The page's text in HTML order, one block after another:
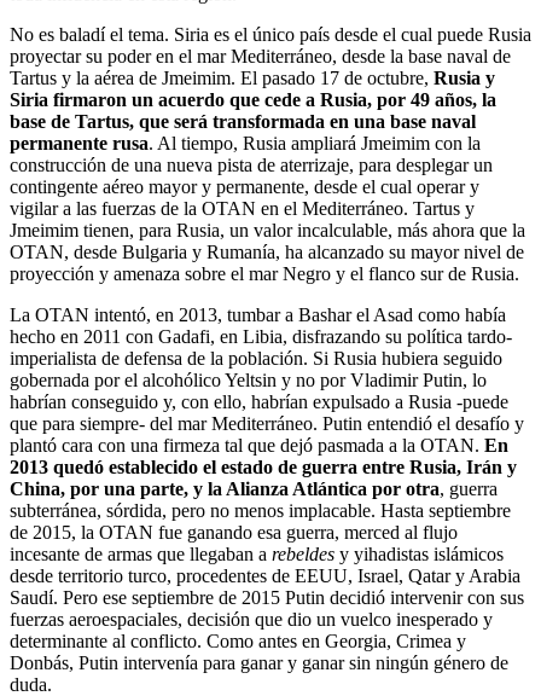
No es baladí el tema. Siria es el único país desde el cual puede Rusia
proyectar su poder en el mar Mediterráneo, desde la base naval de
Tartus y la aérea de Jmeimim. El pasado 17 de octubre, Rusia y
Siria firmaron un acuerdo que cede a Rusia, por 49 años, la
base de Tartus, que será transformada en una base naval
permanente rusa. Al tiempo, Rusia ampliará Jmeimim con la
construcción de una nueva pista de aterrizaje, para desplegar un
contingente aéreo mayor y permanente, desde el cual operar y
vigilar a las fuerzas de la OTAN en el Mediterráneo. Tartus y
Jmeimim tienen, para Rusia, un valor incalculable, más ahora que la
OTAN, desde Bulgaria y Rumanía, ha alcanzado su mayor nivel de
proyección y amenaza sobre el mar Negro y el flanco sur de Rusia.
La OTAN intentó, en 2013, tumbar a Bashar el Asad como había
hecho en 2011 con Gadafi, en Libia, disfrazando su política tardo-
imperialista de defensa de la población. Si Rusia hubiera seguido
gobernada por el alcohólico Yeltsin y no por Vladimir Putin, lo
habrían conseguido y, con ello, habrían expulsado a Rusia -puede
que para siempre- del mar Mediterráneo. Putin entendió el desafío y
plantó cara con una firmeza tal que dejó pasmada a la OTAN. En
2013 quedó establecido el estado de guerra entre Rusia, Irán y
China, por una parte, y la Alianza Atlántica por otra, guerra
subterránea, sórdida, pero no menos implacable. Hasta septiembre
de 2015, la OTAN fue ganando esa guerra, merced al flujo
incesante de armas que llegaban a rebeldes y yihadistas islámicos
desde territorio turco, procedentes de EEUU, Israel, Qatar y Arabia
Saudí. Pero ese septiembre de 2015 Putin decidió intervenir con sus
fuerzas aeroespaciales, decisión que dio un vuelco inesperado y
determinante al conflicto. Como antes en Georgia, Crimea y
Donbás, Putin intervenía para ganar y ganar sin ningún género de
duda.